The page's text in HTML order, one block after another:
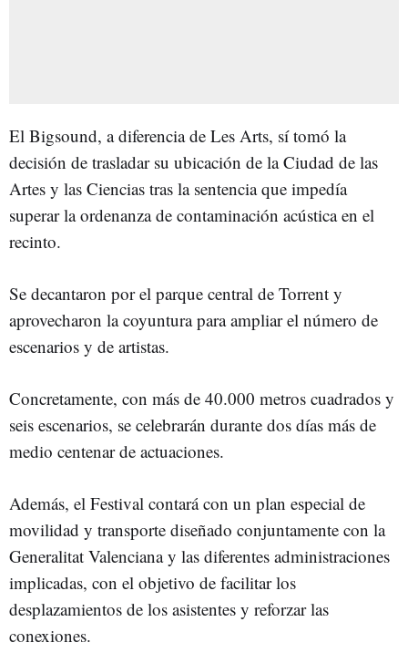
El Bigsound, a diferencia de Les Arts, sí tomó la
decisión de trasladar su ubicación de la Ciudad de las
Artes y las Ciencias tras la sentencia que impedía
superar la ordenanza de contaminación acústica en el
recinto.
Se decantaron por el parque central de Torrent y
aprovecharon la coyuntura para ampliar el número de
escenarios y de artistas.
Concretamente, con más de 40.000 metros cuadrados y
seis escenarios, se celebrarán durante dos días más de
medio centenar de actuaciones.
Además, el Festival contará con un plan especial de
movilidad y transporte diseñado conjuntamente con la
Generalitat Valenciana y las diferentes administraciones
implicadas, con el objetivo de facilitar los
desplazamientos de los asistentes y reforzar las
conexiones.